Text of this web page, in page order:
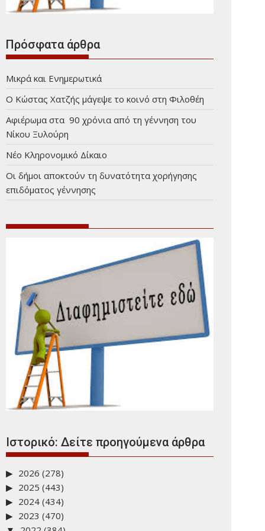
Πρόσφατα άρθρα
Μικρά και Ενημερωτικά
Ο Κώστας Χατζής μάγεψε το κοινό στη Φιλοθέη
Αφιέρωμα στα 90 χρόνια από τη γέννηση του
Νίκου Ξυλούρη
Νέο Κληρονομικό Δίκαιο
Οι δήμοι αποκτούν τη δυνατότητα χορήγησης
επιδόματος γέννησης
Ιστορικό: Δείτε προηγούμενα άρθρα
2026 (278)
2025 (443)
2024 (434)
2023 (470)